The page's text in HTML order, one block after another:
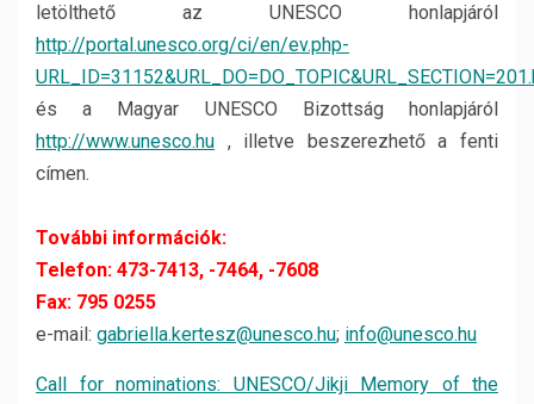
letölthető az UNESCO honlapjáról
http://portal.unesco.org/ci/en/ev.php-
és a Magyar UNESCO Bizottság honlapjáról
http://www.unesco.hu , illetve beszerezhető a fenti
címen.
További információk:
Telefon: 473-7413, -7464, -7608
Fax: 795 0255
e-mail: gabriella.kertesz@unesco.hu; info@unesco.hu
Call for nominations: UNESCO/Jikji Memory of the